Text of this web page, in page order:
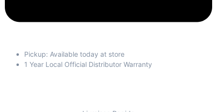
Pickup: Available today at store
1 Year Local Official Distributor Warranty